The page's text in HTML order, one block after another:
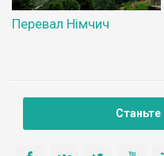
Перевал Німчич